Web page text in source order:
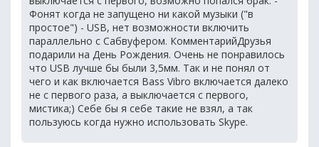
Фонят когда не запущено ни какой музыки ("в
простое") - USB, нет возможности включить
параллельно с Сабвуфером. КомментарийДрузья
подарили на День Рождения. Очень не понравилось
что USB лучше бы были 3,5мм. Так и не понял от
чего и как включается Bass Vibro включается далеко
не с первого раза, а выключается с первого,
мистика;) Себе бы я себе такие не взял, а так
пользуюсь когда нужно использовать Skype.